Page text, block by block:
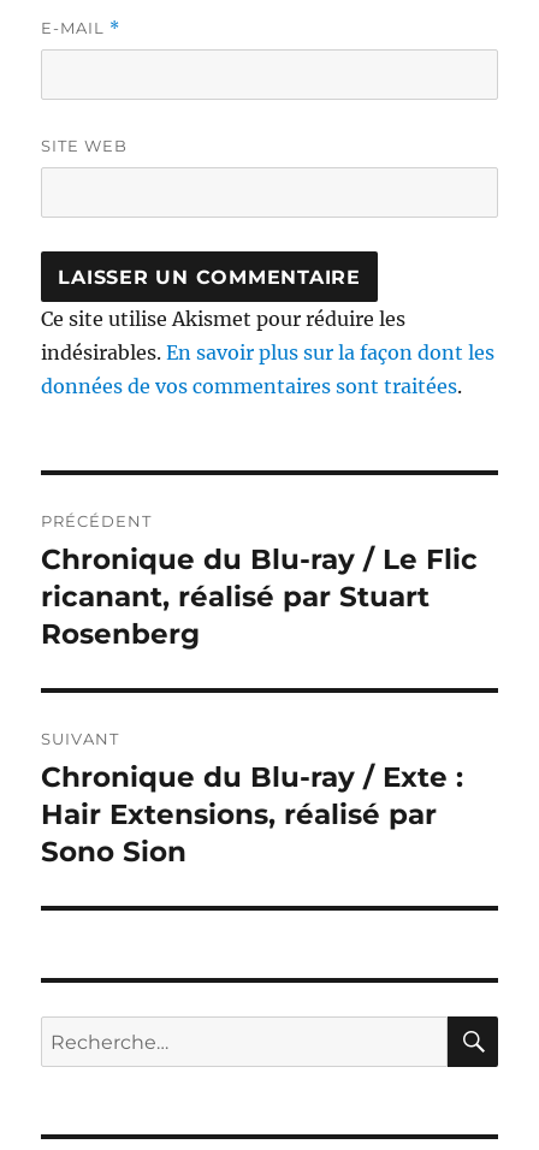
E-MAIL *
SITE WEB
Ce site utilise Akismet pour réduire les
indésirables.En savoir plus sur la façon dont les
données de vos commentaires sont traitées.
de
l’article
PRÉCÉDENT
Publication
précédente :
Chronique du Blu-ray / Le Flic
ricanant, réalisé par Stuart
Rosenberg
SUIVANT
Publication
suivante :
Chronique du Blu-ray / Exte :
Hair Extensions, réalisé par
Sono Sion
Recherche
pour :